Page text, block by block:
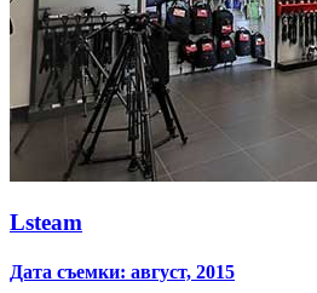
Lsteam
Дата съемки: август, 2015